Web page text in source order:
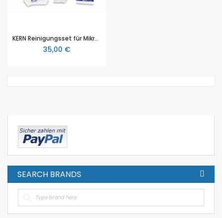
KERN Reinigungsset für Mikroskope (OCS 901), 7 teilig
35,00 €
SEARCH BRANDS